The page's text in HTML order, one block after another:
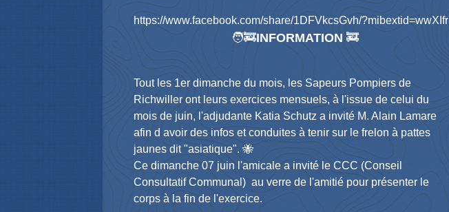
https://www.facebook.com/share/1DFVkcsGvh/?mibextid=wwXIfr
🧑‍🚒INFORMATION 🚒
Tout les 1er dimanche du mois, les Sapeurs Pompiers de
Richwiller ont leurs exercices mensuels, à l'issue de celui du
mois de juin, l'adjudante Katia Schutz a invité M. Alain Lamare
afin d avoir des infos et conduites à tenir sur le frelon à pattes
jaunes dit "asiatique". 🐝
Ce dimanche 07 juin l'amicale a invité le CCC (Conseil
Consultatif Communal) au verre de l'amitié pour présenter le
corps à la fin de l'exercice.